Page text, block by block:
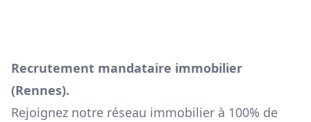
Recrutement mandataire immobilier
(Rennes).
Rejoignez notre réseau immobilier à 100% de